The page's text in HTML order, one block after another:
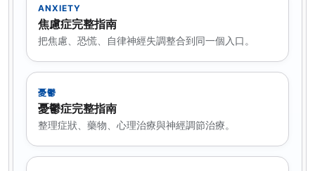
ANXIETY
焦慮症完整指南
把焦慮、恐慌、自律神經失調整合到同一個入口。
憂鬱
憂鬱症完整指南
整理症狀、藥物、心理治療與神經調節治療。